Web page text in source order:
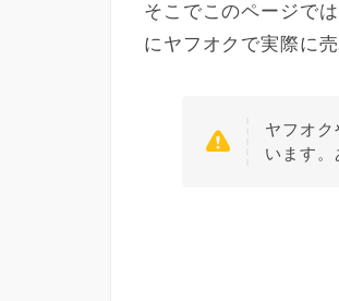
そこでこのページで
にヤフオクで実際に
ヤフオ
います。